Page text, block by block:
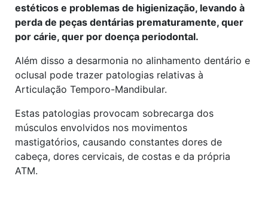
estéticos e problemas de higienização, levando à
perda de peças dentárias prematuramente, quer
por cárie, quer por doença periodontal.
Além disso a desarmonia no alinhamento dentário e
oclusal pode trazer patologias relativas à
Articulação Temporo-Mandibular.
Estas patologias provocam sobrecarga dos
músculos envolvidos nos movimentos
mastigatórios, causando constantes dores de
cabeça, dores cervicais, de costas e da própria
ATM.